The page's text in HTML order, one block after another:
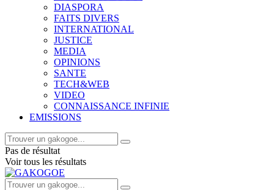
DIASPORA
FAITS DIVERS
INTERNATIONAL
JUSTICE
MEDIA
OPINIONS
SANTE
TECH&WEB
VIDEO
CONNAISSANCE INFINIE
EMISSIONS
Pas de résultat
Voir tous les résultats